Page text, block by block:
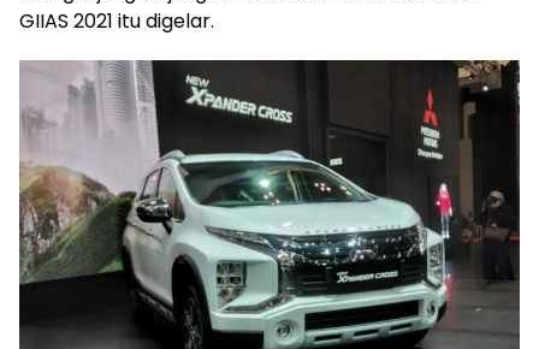
GIIAS 2021 itu digelar.